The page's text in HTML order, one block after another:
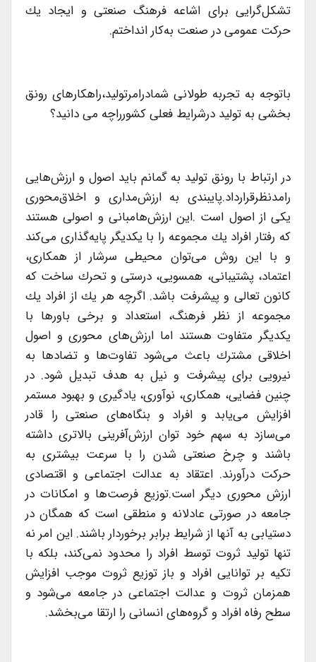
تشكل‌گرایی برای اشاعه فرهنگ صنعتی و ایجاد یك
حركت عمومی در صنعت به‌كار انداختم.
باتوجه به تجربه طولانی شمادرامرتولید،راهكارهای رونق
بخشی به تولید درشرایط فعلی كشورراچه می دانید؟
در ارتباط با رونق تولید به گمانم باید اصول و ارزش‌هایی
رامدنظرقرارداد.پایبندی به ارزش‌مداری و اخلاق‌محوری
یكی از اصول است .این ارزش‌هامبانی و اصولی هستند
كه رفتار افراد یك مجموعه را با یكدیگر پایه‌گذاری می‌كند
و با این روش می‌توان محیطی سرشار از همكاری،
اعتماد، پشتیبانی، همسویی، درستی و تحرك ساخت كه
كانون تعالی و پیشرفت باشد. اگرچه هر یك از افراد یك
مجموعه از نظر فرهنگ، استعداد و برخی باورها با
یكدیگر متفاوت هستند اما ارزش‌‌های محوری و اصول
اخلاقی مشترك باعث می‌شود تفاوت‌ها و تضادها به
نیرویی برای پیشرفت و نیل به هدف تبدیل شود. در
چنین فضایی، همكاری، نوآوری، یادگیری و بهبود مستمر
افزایش می‌یابد و افراد و بنگاه‌های صنعتی را قادر
می‌سازد به سهم خود توان ارزش‌آفرینی بالاتری داشته
باشند و چرخ صنعتی شدن را با سرعت بیشتری به
حركت درآورند. اعتقاد به عدالت اجتماعی و اقتصادی
ارزش محوری دیگر است.توزیع فرصت‌ها و امكانات در
جامعه در صورتی عادلانه و منطقی است كه همگان در
دستیابی به آنها از شرایط برابر برخوردار باشند. این امر نه
تنها تولید ثروت توسط افراد را محدود نمی‌كند، بلكه با
تكیه بر توانایی افراد و باز توزیع ثروت موجب افزایش
همزمان ثروت و عدالت اجتماعی در جامعه می‌شود و
سطح رفاه افراد و گروه‌های انسانی را ارتقا می‌‌بخشد.